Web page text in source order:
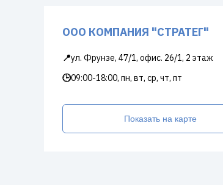
ООО КОМПАНИЯ "СТРАТЕГ"
📍ул. Фрунзе, 47/1, офис. 26/1, 2 этаж
🕒09:00-18:00, пн, вт, ср, чт, пт
Показать на карте